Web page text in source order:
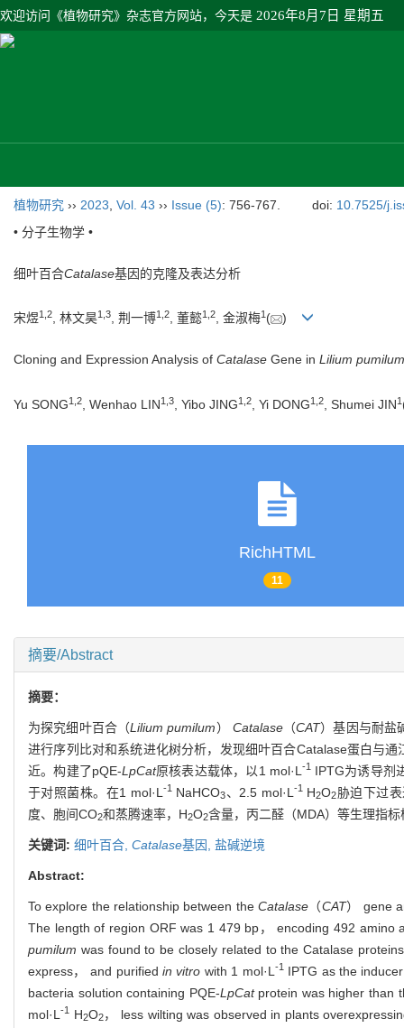
欢迎访问《植物研究》杂志官方网站，今天是 2026年8月7日 星期五
植物研究 ›› 2023 Vol. 43 ›› Issue (5): 756-767. doi: 10.7525/
• 分子生物学 •
细叶百合Catalase基因的克隆及表达分析
宋煜1 2, 林文昊1 3, 荆一博1 2, 董懿1 2, 金淑梅1 ( )
Cloning and Expression Analysis of Catalase Gene in Lilium pumilum
Yu SONG1 2 , Wenhao LIN1 3 , Yibo JING1 2 , Yi DONG1 2 , Shumei JIN1
RichHTML
11
摘要/Abstract
摘要：
为探究细叶百合（Lilium pumilum） Catalase（CAT）基因与耐盐
进行序列比对和系统进化树分析，发现细叶百合Catalase蛋白与通
近。构建了pQE-LpCat原核表达载体，以1 mol·L -1 IPTG为诱导剂
于对照菌株。在1 mol·L -1 NaHCO3、2.5 mol·L -1 H2O2胁迫下过
度、胞间CO2和蒸腾速率，H2O2含量，丙二醛（MDA）等生理指
关键词: 细叶百合, Catalase基因, 盐碱逆境
Abstract:
To explore the relationship between the Catalase （CAT） gene
The length of region ORF was 1 479 bp， encoding 492
pumilum was found to be closely related to the Catalase
express， and purifiedin vitro with 1 mol·L -1 IPTG as the
bacteria solution containing PQE-LpCatprotein was higher than
mol·L -1 H2O2， less wilting was observed in plants